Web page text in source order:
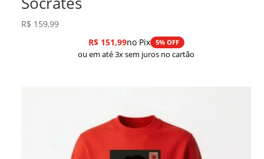
R$ 159,99
R$151,99no Pix 5% OFF
ou em até 3x sem juros no cartão